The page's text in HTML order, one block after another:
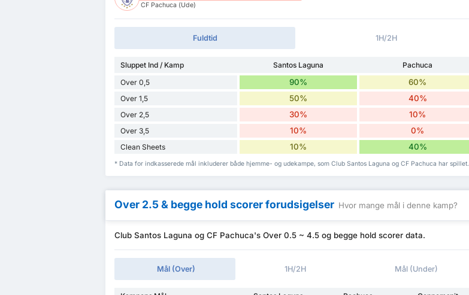
CF Pachuca (Ude)
Fuldtid 1H/2H
Sluppet Ind / Kamp Santos Laguna
Pachuca
Over 0,5
90% 60%
Over 1,5 50% 40%
Over 2,5 30% 10%
Over 3,5 10% 0%
Clean Sheets 10% 40%
* Data for indkasserede mål inkluderer både hjemme- og udekampe, som Club Santos Laguna og CF Pachuca har spillet.
Over 2.5 & begge hold scorer forudsigelser Hvor mange mål i denne kamp?
Club Santos Laguna og CF Pachuca's Over 0.5 ~ 4.5 og begge hold scorer data.
Mål (Over) 1H/2H Mål (Under)